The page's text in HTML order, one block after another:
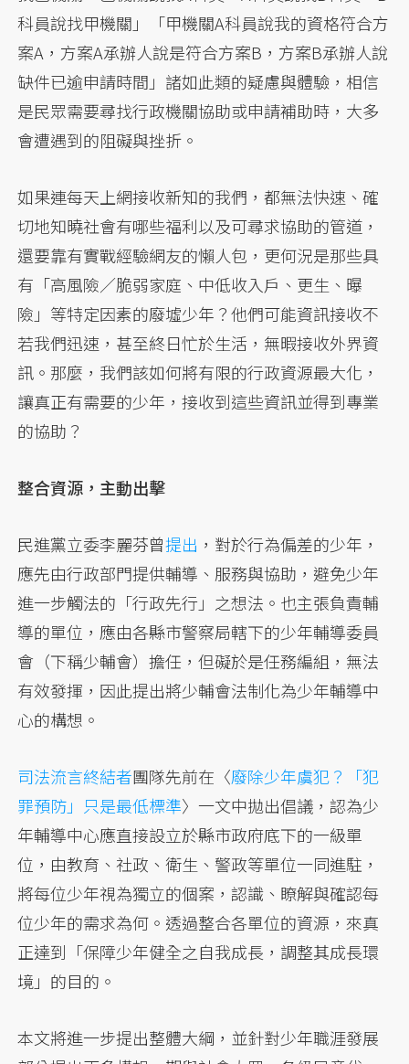
科員說找甲機關」「甲機關A科員說我的資格符合方
案A，方案A承辦人說是符合方案B，方案B承辦人說
缺件已逾申請時間」諸如此類的疑慮與體驗，相信
是民眾需要尋找行政機關協助或申請補助時，大多
會遭遇到的阻礙與挫折。
如果連每天上網接收新知的我們，都無法快速、確
切地知曉社會有哪些福利以及可尋求協助的管道，
還要靠有實戰經驗網友的懶人包，更何況是那些具
有「高風險／脆弱家庭、中低收入戶、更生、曝
險」等特定因素的廢墟少年？他們可能資訊接收不
若我們迅速，甚至終日忙於生活，無暇接收外界資
訊。那麼，我們該如何將有限的行政資源最大化，
讓真正有需要的少年，接收到這些資訊並得到專業
的協助？
整合資源，主動出擊
民進黨立委李麗芬曾提出 ，對於行為偏差的少年，
應先由行政部門提供輔導、服務與協助，避免少年
進一步觸法的「行政先行」之想法。也主張負責輔
導的單位，應由各縣市警察局轄下的少年輔導委員
會（下稱少輔會）擔任，但礙於是任務編組，無法
有效發揮，因此提出將少輔會法制化為少年輔導中
心的構想。
司法流言終結者團隊先前在〈廢除少年虞犯？「犯
罪預防」只是最低標準〉一文中拋出倡議，認為少
年輔導中心應直接設立於縣市政府底下的一級單
位，由教育、社政、衛生、警政等單位一同進駐，
將每位少年視為獨立的個案，認識、瞭解與確認每
位少年的需求為何。透過整合各單位的資源，來真
正達到「保障少年健全之自我成長，調整其成長環
境」的目的。
本文將進一步提出整體大綱，並針對少年職涯發展